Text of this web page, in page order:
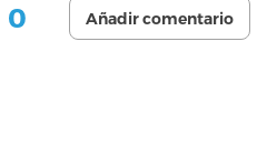
0 Añadir comentario